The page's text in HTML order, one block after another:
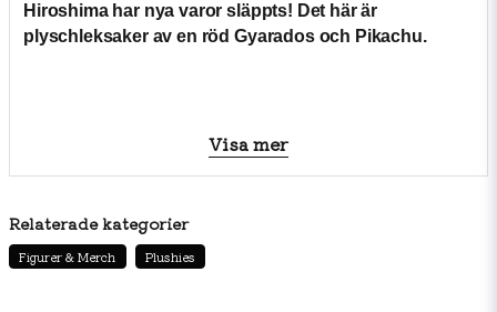
Hiroshima har nya varor släppts! Det här är
plyschleksaker av en röd Gyarados och Pikachu.
utgivningsdatum Fredag ​​11 april 2025 10:00
storlek 10×42×15 cm
Visa mer
Relaterade kategorier
Figurer & Merch Plushies